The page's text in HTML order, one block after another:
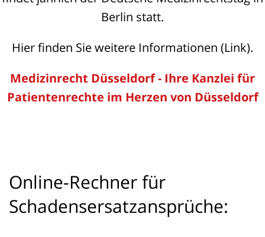
Berlin statt.
Hier finden Sie weitere Informationen (Link).
Medizinrecht Düsseldorf - Ihre Kanzlei für
Patientenrechte im Herzen von Düsseldorf
Online-Rechner für
Schadensersatzansprüche: